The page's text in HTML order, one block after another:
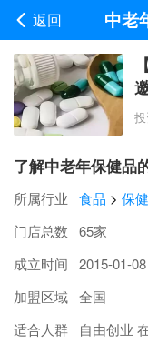
返回 中老
投
了解中老年保健品
所属行业 食品 > 保
门店总数
65家
成立时间
2015-01-08
加盟区域 全国
适合人群
自由创业